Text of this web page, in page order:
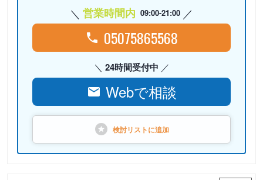
営業時間内 09:00-21:00
05075865568
24時間受付中
Webで相談
検討リストに追加